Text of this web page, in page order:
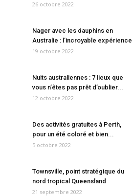
26 octobre 2022
Nager avec les dauphins en
Australie : l’incroyable expérience
19 octobre 2022
Nuits australiennes : 7 lieux que
vous n’êtes pas prêt d’oublier...
12 octobre 2022
Des activités gratuites à Perth,
pour un été coloré et bien...
5 octobre 2022
Townsville, point stratégique du
nord tropical Queensland
21 septembre 2022